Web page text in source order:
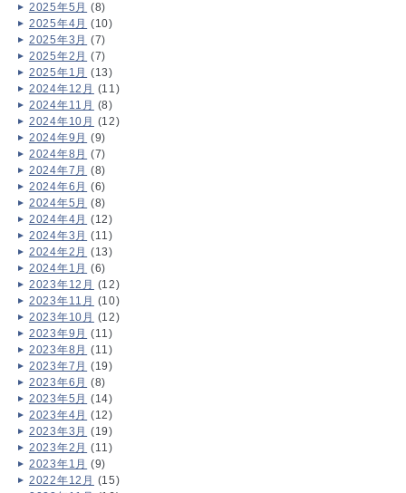
2025年5月 (8)
2025年4月 (10)
2025年3月 (7)
2025年2月 (7)
2025年1月 (13)
2024年12月 (11)
2024年11月 (8)
2024年10月 (12)
2024年9月 (9)
2024年8月 (7)
2024年7月 (8)
2024年6月 (6)
2024年5月 (8)
2024年4月 (12)
2024年3月 (11)
2024年2月 (13)
2024年1月 (6)
2023年12月 (12)
2023年11月 (10)
2023年10月 (12)
2023年9月 (11)
2023年8月 (11)
2023年7月 (19)
2023年6月 (8)
2023年5月 (14)
2023年4月 (12)
2023年3月 (19)
2023年2月 (11)
2023年1月 (9)
2022年12月 (15)